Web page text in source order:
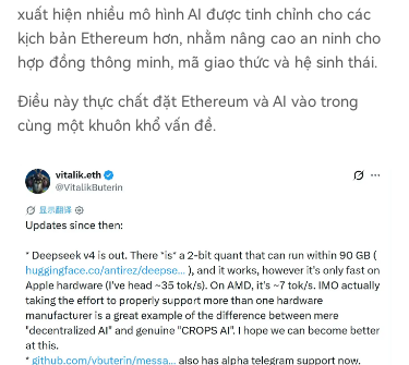
xuất hiện nhiều mô hình AI được tinh chỉnh cho các
kịch bản Ethereum hơn, nhằm nâng cao an ninh cho
hợp đồng thông minh, mã giao thức và hệ sinh thái.
Điều này thực chất đặt Ethereum và AI vào trong
cùng một khuôn khổ vấn đề.